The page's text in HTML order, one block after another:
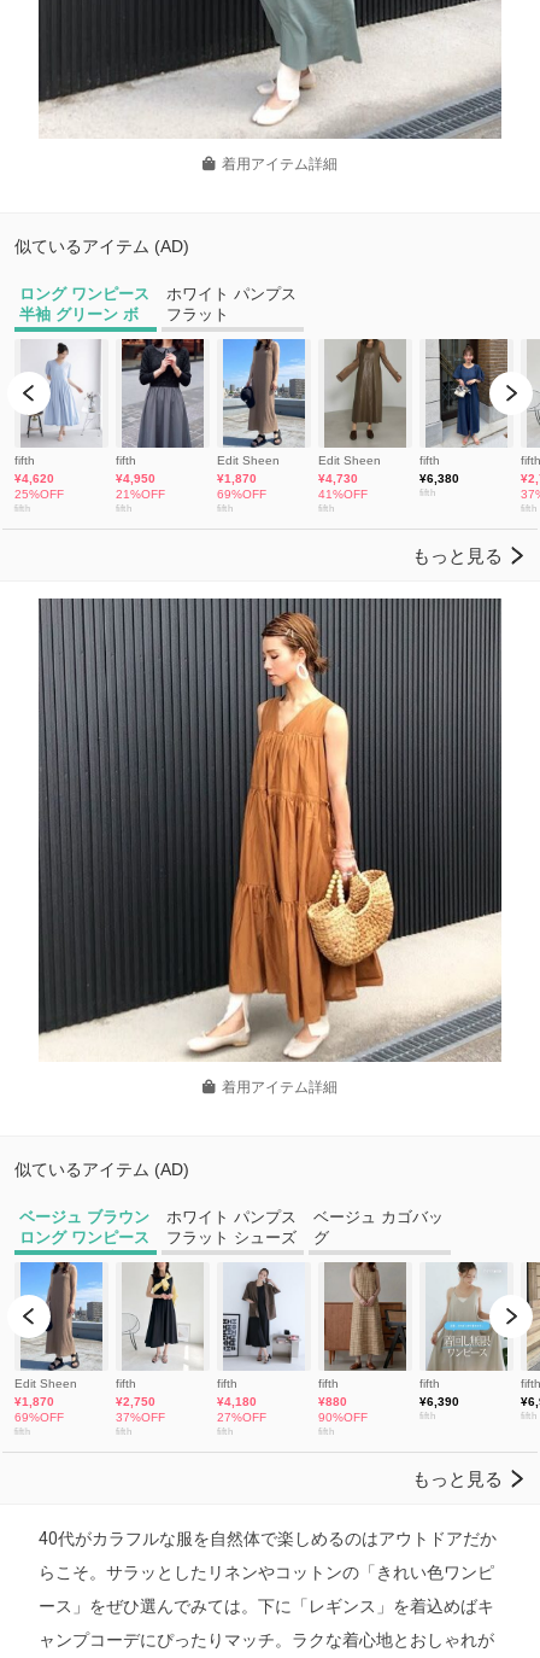
着用アイテム詳細
着用アイテム詳細
40代がカラフルな服を自然体で楽しめるのはアウトドアだか
らこそ。サラッとしたリネンやコットンの「きれい色ワンピ
ース」をぜひ選んでみては。下に「レギンス」を着込めばキ
ャンプコーデにぴったりマッチ。ラクな着心地とおしゃれが